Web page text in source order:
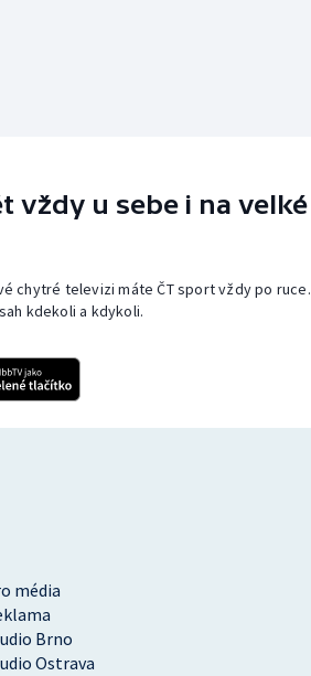
vždy u sebe i na velké
chytré televizi máte ČT sport vždy po ruce.
kdekoli a kdykoli.
média
Brno
Ostrava